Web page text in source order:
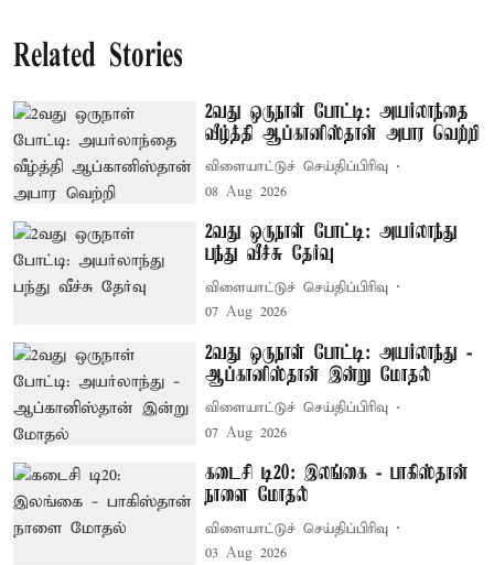
Related Stories
2வது ஒருநாள் போட்டி: அயர்லாந்தை
வீழ்த்தி ஆப்கானிஸ்தான் அபார வெற்றி
விளையாட்டுச் செய்திப்பிரிவு
08 Aug 2026
2வது ஒருநாள் போட்டி: அயர்லாந்து
பந்து வீச்சு தேர்வு
விளையாட்டுச் செய்திப்பிரிவு
07 Aug 2026
2வது ஒருநாள் போட்டி: அயர்லாந்து -
ஆப்கானிஸ்தான் இன்று மோதல்
விளையாட்டுச் செய்திப்பிரிவு
07 Aug 2026
கடைசி டி20: இலங்கை - பாகிஸ்தான்
நாளை மோதல்
விளையாட்டுச் செய்திப்பிரிவு
03 Aug 2026